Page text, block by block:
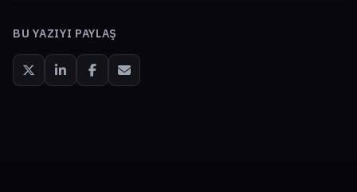
BU YAZIYI PAYLAŞ